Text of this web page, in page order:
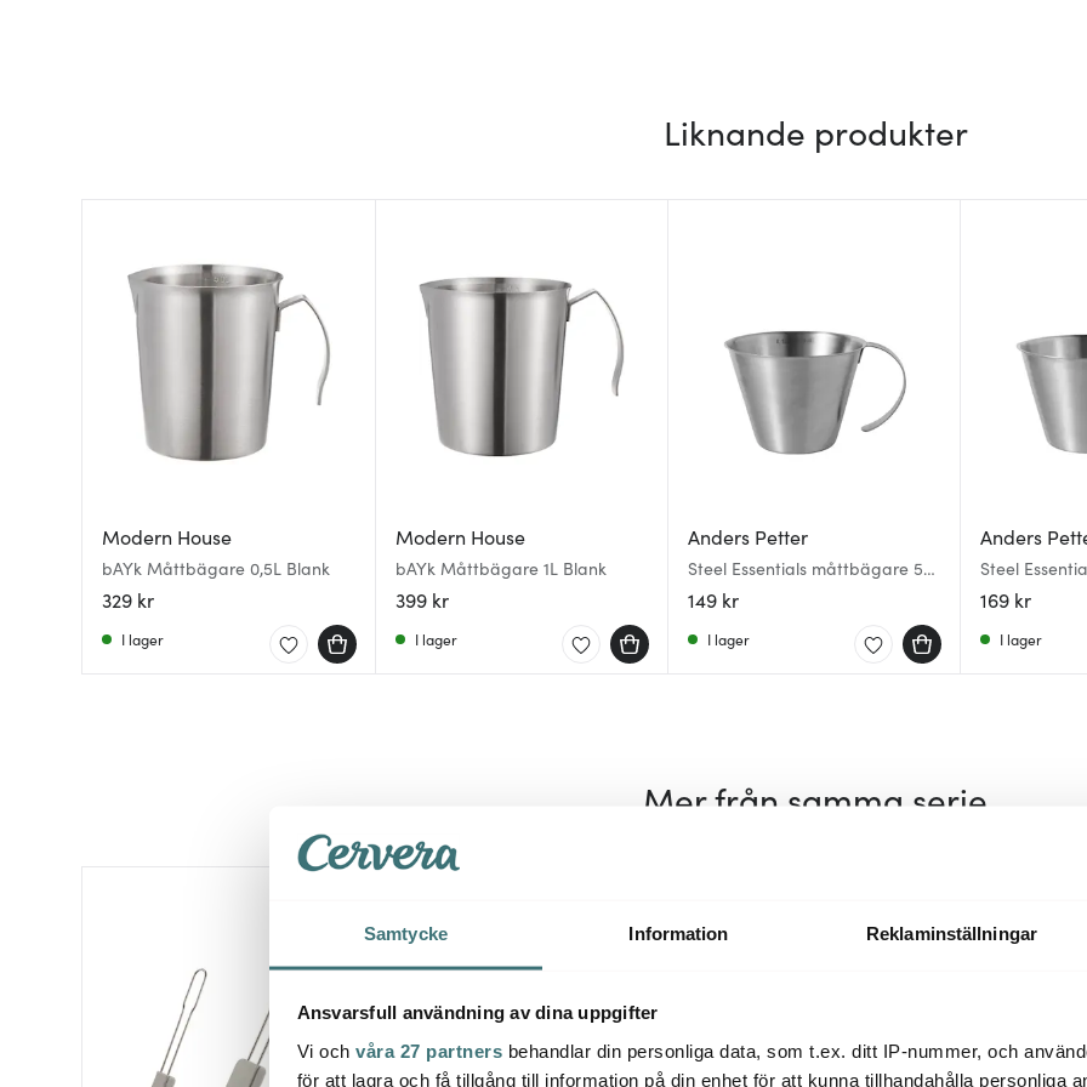
Samtycke Information Reklaminställningar
Ansvarsfull användning av dina uppgifter
Vi och våra 27 partners behandlar din personliga data, som t.ex. ditt IP-nummer, och
för att lagra och få tillgång till information på din enhet för att kunna tillhandahålla personliga
Liknande produkter
Modern House
bAYk Måttbägare 0,5L Blank
329 kr
I lager
Modern House
bAYk Måttbägare 1L Blank
399 kr
I lager
Anders Petter
Steel Essentials måttbägare 5
dl borstad
149 kr
I lager
Anders
Steel
borstat stål
169 kr
I lager
Mer från samma serie